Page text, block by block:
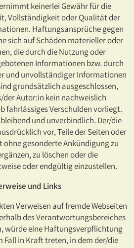
keinerlei Gewähr für die
Vollständigkeit oder Qualität der
Haftungsansprüche gegen
sich auf Schäden materieller oder
die durch die Nutzung oder
Informationen bzw. durch
und unvollständiger Informationen
grundsätzlich ausgeschlossen,
der Autor:in kein nachweislich
fahrlässiges Verschulden vorliegt.
und unverbindlich. Der/die
vor, Teile der Seiten oder
ohne gesonderte Ankündigung zu
zu löschen oder die
oder endgültig einzustellen.
und Links
Verweisen auf fremde Webseiten
des Verantwortungsbereiches
würde eine Haftungsverpflichtung
Fall in Kraft treten, in dem der/die